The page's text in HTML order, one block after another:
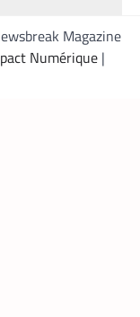
Magazine
Numérique |